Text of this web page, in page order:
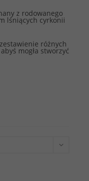
z rodowanego
lśniących cyrkonii
różnych
mogła stworzyć